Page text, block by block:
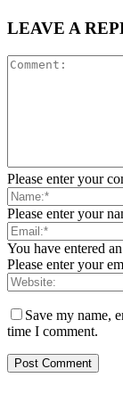
LEAVE A
Please enter your
Please enter your
You have entered
Please enter your
Save my name,
time I comment.